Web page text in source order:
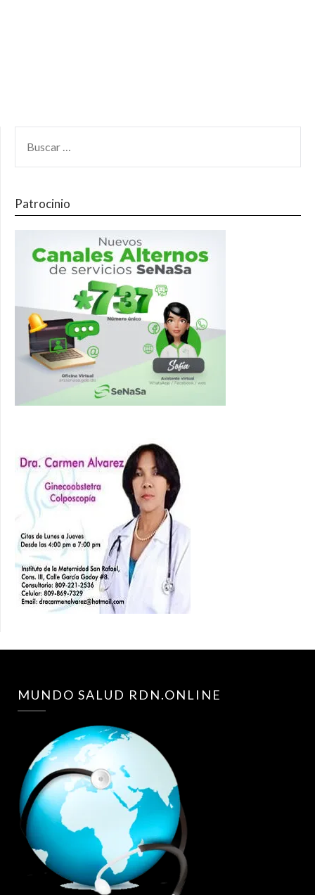
Patrocinio
MUNDO SALUD RDN.ONLINE